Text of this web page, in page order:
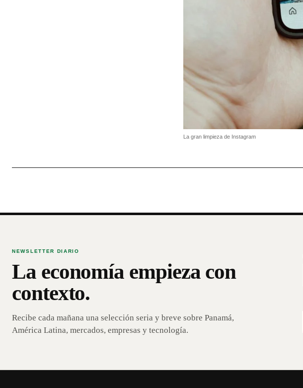
La gran limpieza de Instagram
NEWSLETTER DIARIO
La economía empieza con
contexto.
Recibe cada mañana una selección seria y breve sobre Panamá,
América Latina, mercados, empresas y tecnología.